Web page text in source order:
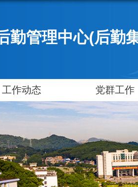
勤管理中心(后勤
工作动态 党群工作